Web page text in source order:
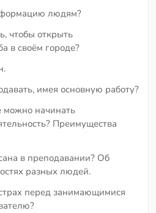
людям?
чтобы открыть
в своём городе?
имея основную работу?
можно начинать
Преимущества
в преподавании? Об
разных людей.
перед занимающимися